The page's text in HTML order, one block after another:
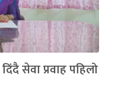
सेवा प्रवाह पहिलो